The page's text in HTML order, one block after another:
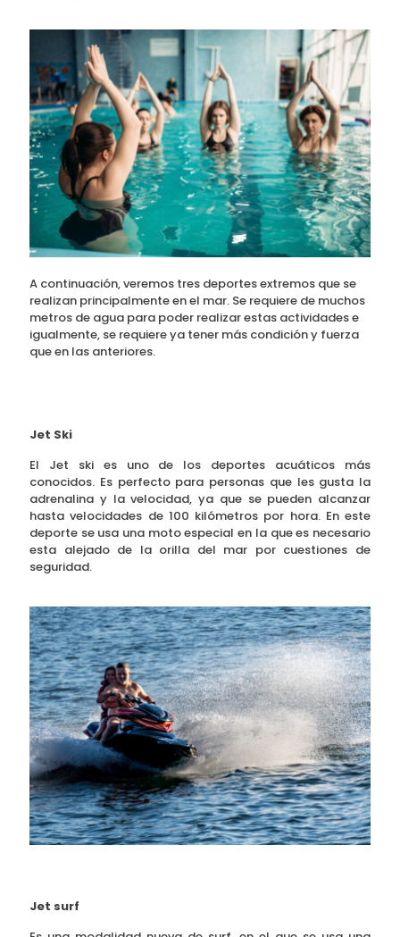
A continuación, veremos tres deportes extremos que se
realizan principalmente en el mar. Se requiere de muchos
metros de agua para poder realizar estas actividades e
igualmente, se requiere ya tener más condición y fuerza
que en las anteriores.
Jet Ski
El Jet ski es uno de los deportes acuáticos más
conocidos. Es perfecto para personas que les gusta la
adrenalina y la velocidad, ya que se pueden alcanzar
hasta velocidades de 100 kilómetros por hora. En este
deporte se usa una moto especial en la que es necesario
esta alejado de la orilla del mar por cuestiones de
seguridad.
Jet surf